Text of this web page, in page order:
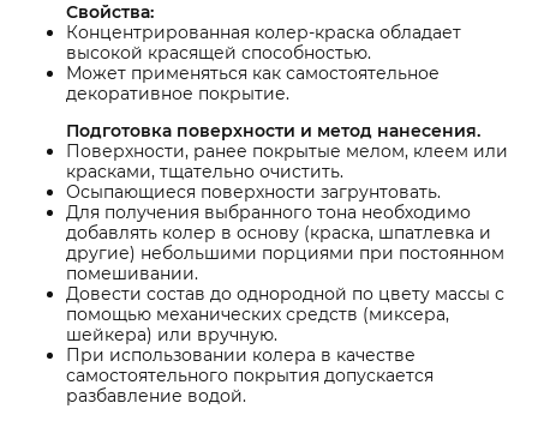
Свойства:
Концентрированная колер-краска обладает
высокой красящей способностью.
Может применяться как самостоятельное
декоративное покрытие.
Подготовка поверхности и метод нанесения.
Поверхности, ранее покрытые мелом, клеем или
красками, тщательно очистить.
Осыпающиеся поверхности загрунтовать.
Для получения выбранного тона необходимо
добавлять колер в основу (краска, шпатлевка и
другие) небольшими порциями при постоянном
помешивании.
Довести состав до однородной по цвету массы с
помощью механических средств (миксера,
шейкера) или вручную.
При использовании колера в качестве
самостоятельного покрытия допускается
разбавление водой.